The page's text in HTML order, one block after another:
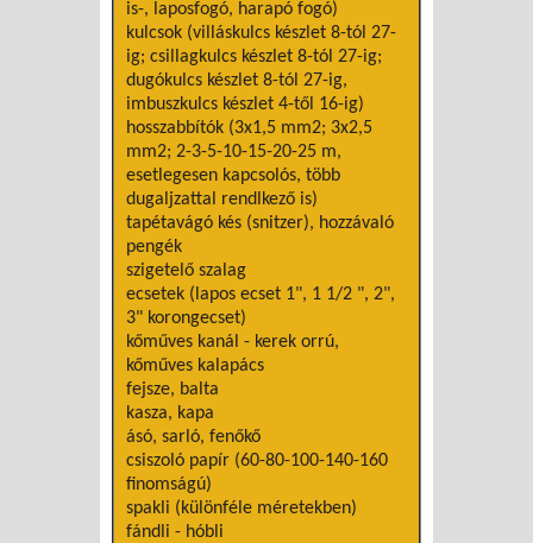
is-, laposfogó, harapó fogó)
kulcsok (villáskulcs készlet 8-tól 27-
ig; csillagkulcs készlet 8-tól 27-ig;
dugókulcs készlet 8-tól 27-ig,
imbuszkulcs készlet 4-től 16-ig)
hosszabbítók (3x1,5 mm2; 3x2,5
mm2; 2-3-5-10-15-20-25 m,
esetlegesen kapcsolós, több
dugaljzattal rendlkező is)
tapétavágó kés (snitzer), hozzávaló
pengék
szigetelő szalag
ecsetek (lapos ecset 1", 1 1/2 ", 2",
3" korongecset)
kőműves kanál - kerek orrú,
kőműves kalapács
fejsze, balta
kasza, kapa
ásó, sarló, fenőkő
csiszoló papír (60-80-100-140-160
finomságú)
spakli (különféle méretekben)
fándli - hóbli